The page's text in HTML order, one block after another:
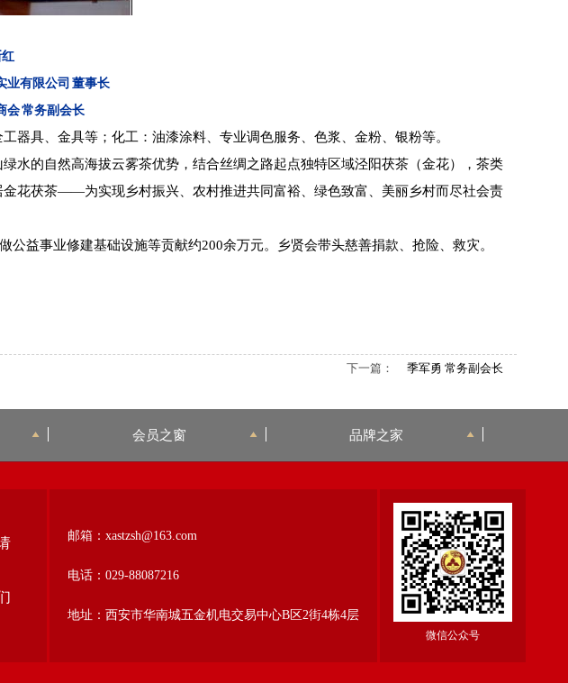
业有限公司 董事长
会 常务副会长
器具、金具等；化工：油漆涂料、专业调色服务、色浆、金粉、银粉等。
水的自然高海拔云雾茶优势，结合丝绸之路起点独特区域泾阳茯茶（金花），茶类
花茯茶——为实现乡村振兴、农村推进共同富裕、绿色致富、美丽乡村而尽社会责
益事业修建基础设施等贡献约200余万元。乡贤会带头慈善捐款、抢险、救灾。
下一篇： 季军勇 常务副会长
会员之窗 品牌之家
微信公众号
邮箱：xastzsh@163.com
电话：029-88087216
地址：西安市华南城五金机电交易中心B区2街4栋4层